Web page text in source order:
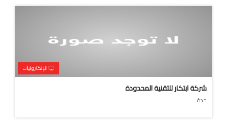
الإلكترونيات
شركة ابتكار للتقنية المحدودة
جدة